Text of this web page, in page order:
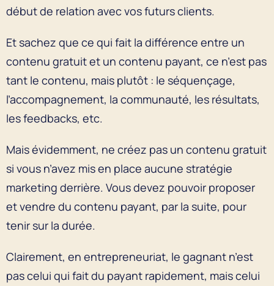
début de relation avec vos futurs clients.
Et sachez que ce qui fait la différence entre un
contenu gratuit et un contenu payant, ce n’est pas
tant le contenu, mais plutôt : le séquençage,
l’accompagnement, la communauté, les résultats,
les feedbacks, etc.
Mais évidemment, ne créez pas un contenu gratuit
si vous n’avez mis en place aucune stratégie
marketing derrière. Vous devez pouvoir proposer
et vendre du contenu payant, par la suite, pour
tenir sur la durée.
Clairement, en entrepreneuriat, le gagnant n’est
pas celui qui fait du payant rapidement, mais celui